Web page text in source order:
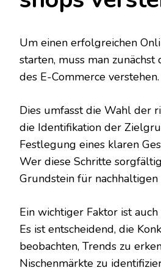
Um einen erfolgreichen
starten, muss man
des E-Commerce verstehen.
Dies umfasst die Wahl der
die Identifikation der
Festlegung eines klaren
Wer diese Schritte
Grundstein für nachhaltigen
Ein wichtiger Faktor ist
Es ist entscheidend, die
beobachten, Trends zu
Nischenmärkte zu